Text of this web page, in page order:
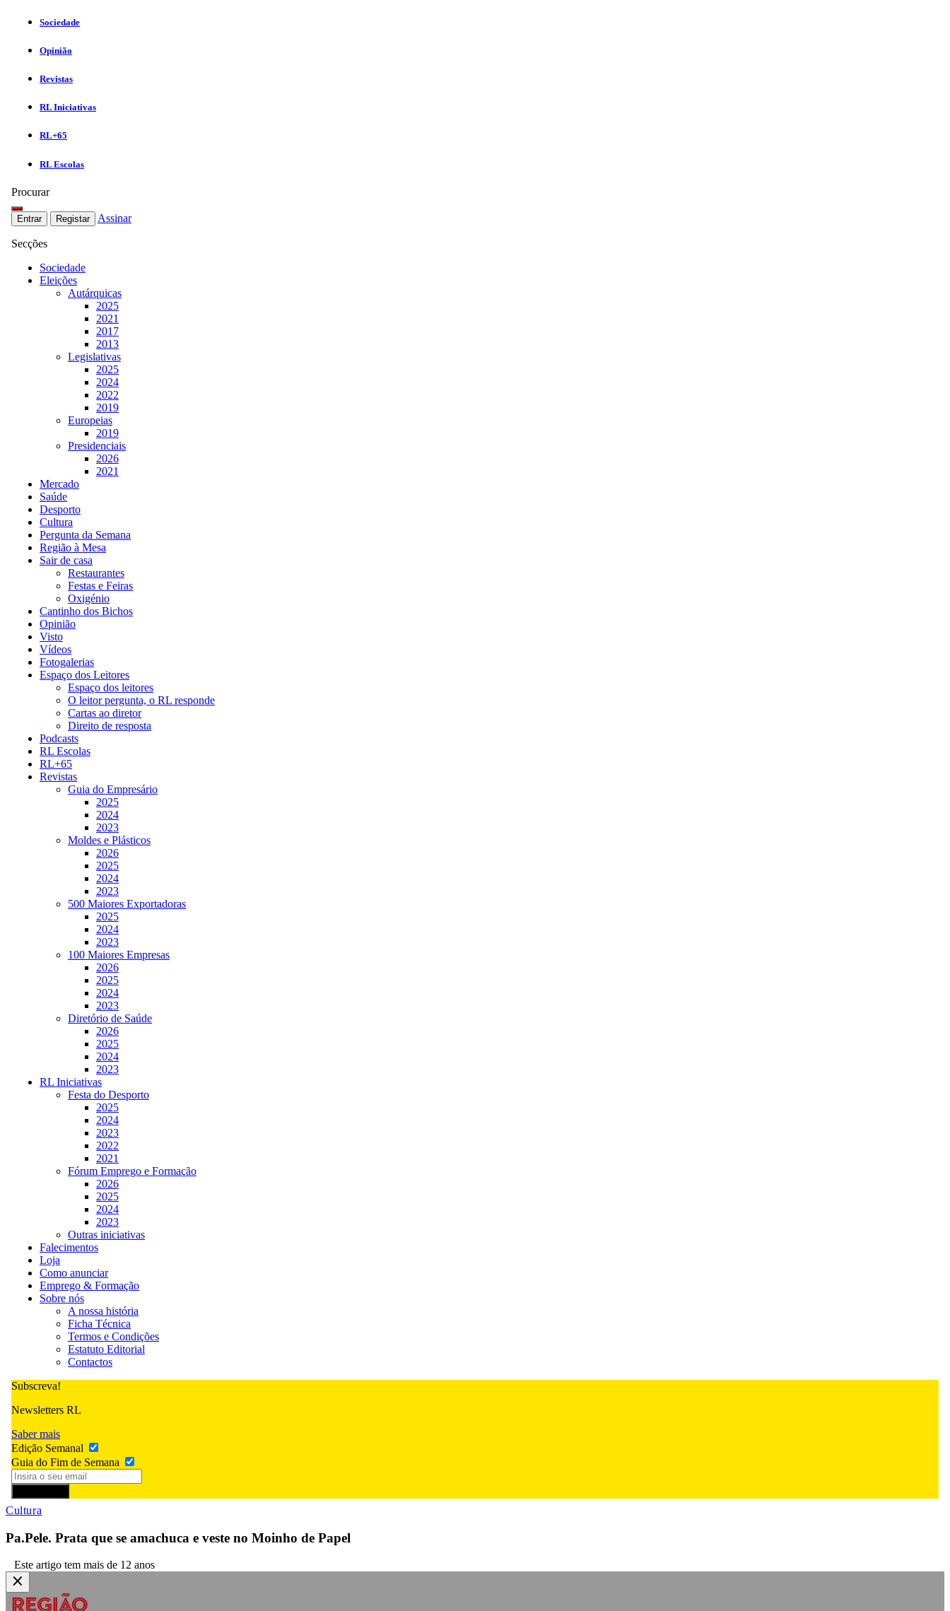
Sociedade
Opinião
Revistas
RL Iniciativas
RL+65
RL Escolas
Procurar
Entrar Registar Assinar
Secções
Sociedade
Eleições
Autárquicas
2025
2021
2017
2013
Legislativas
2025
2024
2022
2019
Europeias
2019
Presidenciais
2026
2021
Mercado
Saúde
Desporto
Cultura
Pergunta da Semana
Região à Mesa
Sair de casa
Restaurantes
Festas e Feiras
Oxigénio
Cantinho dos Bichos
Opinião
Visto
Vídeos
Fotogalerias
Espaço dos Leitores
Espaço dos leitores
O leitor pergunta, o RL responde
Cartas ao diretor
Direito de resposta
Podcasts
RL Escolas
RL+65
Revistas
Guia do Empresário
2025
2024
2023
Moldes e Plásticos
2026
2025
2024
2023
500 Maiores Exportadoras
2025
2024
2023
100 Maiores Empresas
2026
2025
2024
2023
Diretório de Saúde
2026
2025
2024
2023
RL Iniciativas
Festa do Desporto
2025
2024
2023
2022
2021
Fórum Emprego e Formação
2026
2025
2024
2023
Outras iniciativas
Falecimentos
Loja
Como anunciar
Emprego & Formação
Sobre nós
A nossa história
Ficha Técnica
Termos e Condições
Estatuto Editorial
Contactos
Subscreva!
Newsletters RL
Saber mais
Edição Semanal
Guia do Fim de Semana
Cultura
Pa.Pele. Prata que se amachuca e veste no Moinho de Papel
Este artigo tem mais de 12 anos